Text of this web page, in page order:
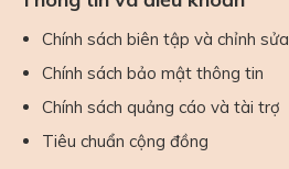
Chính sách biên tập và chỉnh sửa
Chính sách bảo mật thông tin
Chính sách quảng cáo và tài trợ
Tiêu chuẩn cộng đồng